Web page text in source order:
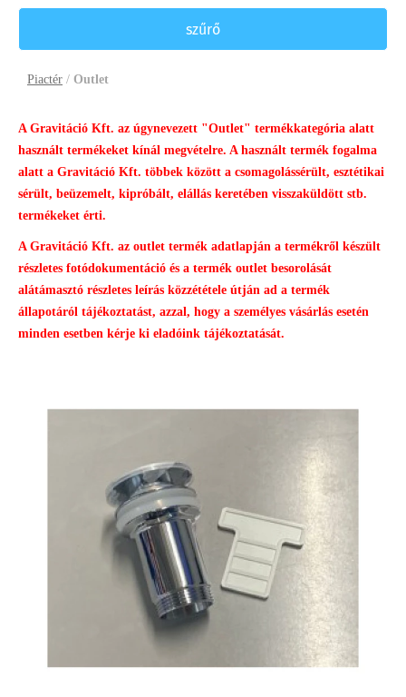
szűrő
Piactér / Outlet
A Gravitáció Kft. az úgynevezett "Outlet" termékkategória alatt
használt termékeket kínál megvételre. A használt termék fogalma
alatt a Gravitáció Kft. többek között a csomagolássérült, esztétikai
sérült, beüzemelt, kipróbált, elállás keretében visszaküldött stb.
termékeket érti.
A Gravitáció Kft. az outlet termék adatlapján a termékről készült
részletes fotódokumentáció és a termék outlet besorolását
alátámasztó részletes leírás közzététele útján ad a termék
állapotáról tájékoztatást, azzal, hogy a személyes vásárlás esetén
minden esetben kérje ki eladóink tájékoztatását.